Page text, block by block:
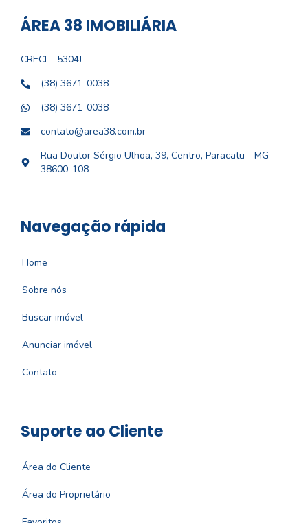
ÁREA 38 IMOBILIÁRIA
CRECI
5304J
(38) 3671-0038
(38) 3671-0038
contato@area38.com.br
Rua Doutor Sérgio Ulhoa, 39, Centro, Paracatu - MG -
38600-108
Navegação rápida
Home
Sobre nós
Buscar imóvel
Anunciar imóvel
Contato
Suporte ao Cliente
Área do Cliente
Área do Proprietário